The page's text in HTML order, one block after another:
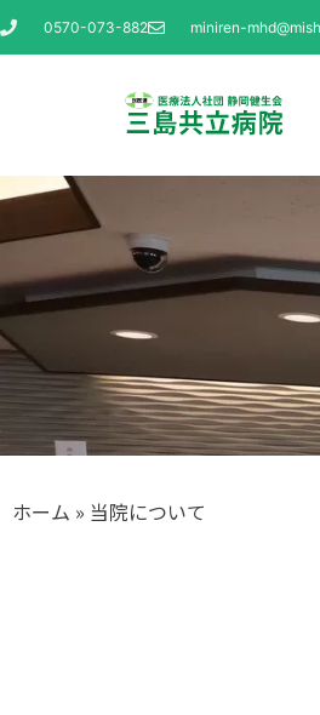
0570-073-882 miniren-
ホーム » 当院について